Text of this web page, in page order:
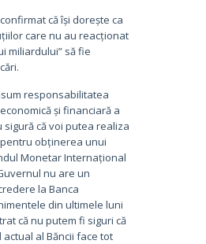
că își dorește ca
care nu au reacționat
miliardului” să fie
responsabilitatea
și financiară a
sigură că voi putea realiza
obținerea unui
Monetar Internațional
nu are un
la Banca
din ultimele luni
că nu putem fi siguri că
al Băncii face tot